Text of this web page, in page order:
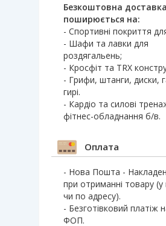
Безкоштовна
поширюється на:
- Спортивні покриття
- Шафи та лавки для
роздягальень;
- Кросфіт та TRX
- Грифи, штанги, диски,
гирі.
- Кардіо та силові
фітнес-обладнання б/в.
Оплата
- Нова Пошта -
при отриманні товару (у
чи по адресу).
- Безготівковий платіж
ФОП.